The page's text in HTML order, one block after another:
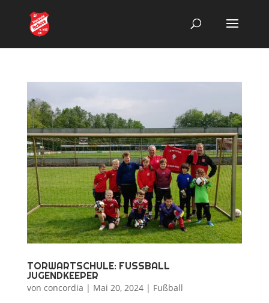
TORWARTSCHULE: FUSSBALL J
UGENDKEEPER
von concordia | Mai 20, 2024| Fußball